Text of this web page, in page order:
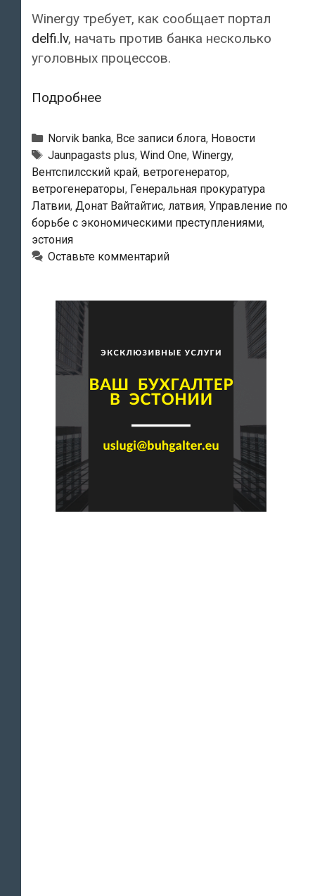
Winergy требует, как сообщает портал
delfi.lv, начать против банка несколько
уголовных процессов.
ПодробнееПредприятие
подало
на
Norvik
bankа
заявление
прокуратуру
Рубрики
Norvik banka, Все записи блога, Новости
Тэги
Jaunpagasts plus, Wind One, Winergy,
Вентспилсский край, ветрогенератор,
ветрогенераторы, Генеральная прокуратура
Латвии, Донат Вайтайтис, латвия, Управление по
борьбе с экономическими преступлениями,
эстония
Оставьте комментарий